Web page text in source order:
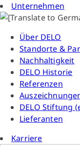
Unternehmen
Über DELO
Standorte &
Nachhaltigkeit
DELO Historie
Referenzen
DELO Stiftung
Lieferanten
Karriere